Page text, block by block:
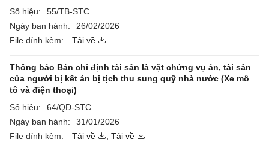
Số hiệu:
55/TB-STC
Ngày ban hành:
26/02/2026
File đính kèm:
Tải về
Thông báo Bán chỉ định tài sản là vật chứng vụ án, tài sản
của người bị kết án bị tịch thu sung quỹ nhà nước (Xe mô
tô và điện thoại)
Số hiệu:
64/QĐ-STC
Ngày ban hành:
31/01/2026
File đính kèm:
Tải về Tải về